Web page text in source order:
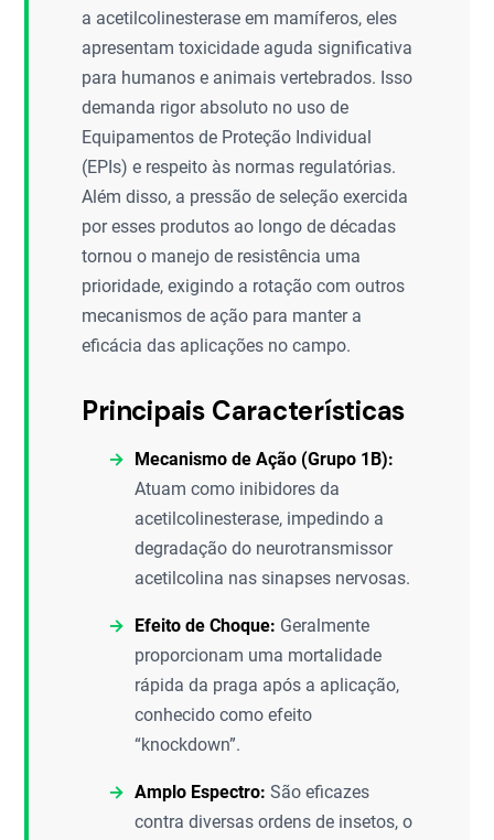
a acetilcolinesterase em mamíferos, eles
apresentam toxicidade aguda significativa
para humanos e animais vertebrados. Isso
demanda rigor absoluto no uso de
Equipamentos de Proteção Individual
(EPIs) e respeito às normas regulatórias.
Além disso, a pressão de seleção exercida
por esses produtos ao longo de décadas
tornou o manejo de resistência uma
prioridade, exigindo a rotação com outros
mecanismos de ação para manter a
eficácia das aplicações no campo.
Principais Características
Mecanismo de Ação (Grupo 1B):
Atuam como inibidores da
acetilcolinesterase, impedindo a
degradação do neurotransmissor
acetilcolina nas sinapses nervosas.
Efeito de Choque: Geralmente
proporcionam uma mortalidade
rápida da praga após a aplicação,
conhecido como efeito
“knockdown”.
Amplo Espectro: São eficazes
contra diversas ordens de insetos, o